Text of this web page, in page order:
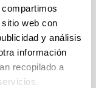
web con
y análisis
información
recopilado a
en la empresa
la Empresa
la pyme familiar,